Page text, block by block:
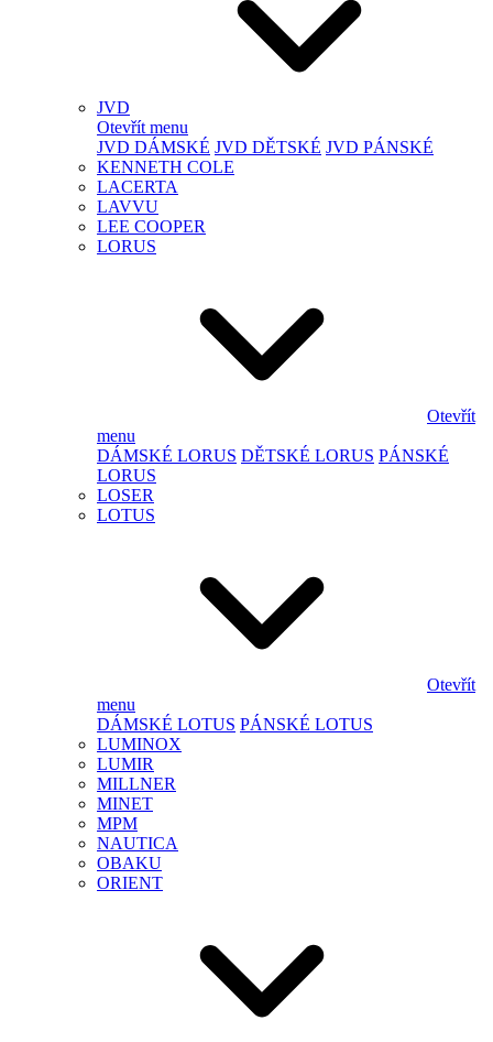
JVD
Otevřít menu
JVD DÁMSKÉ JVD DĚTSKÉ JVD PÁNSKÉ
KENNETH COLE
LACERTA
LAVVU
LEE COOPER
LORUS
Otevřít
menu
DÁMSKÉ LORUS DĚTSKÉ LORUS PÁNSKÉ
LORUS
LOSER
LOTUS
Otevřít
menu
DÁMSKÉ LOTUS PÁNSKÉ LOTUS
LUMINOX
LUMIR
MILLNER
MINET
MPM
NAUTICA
OBAKU
ORIENT